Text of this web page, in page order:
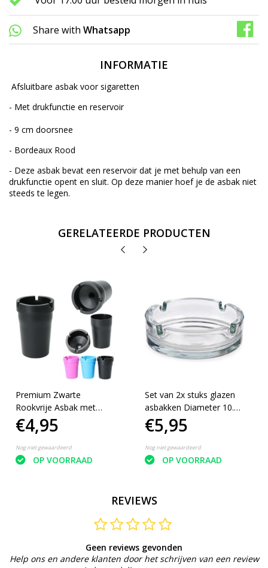
Share with Whatsapp
INFORMATIE
Afsluitbare asbak voor sigaretten
- Met drukfunctie en reservoir
- 9 cm doorsnee
- Bordeaux Rood
- Deze asbak bevat een reservoir dat je met behulp van een
drukfunctie opent en sluit. Op deze manier hoef je de asbak niet
steeds te legen.
GERELATEERDE PRODUCTEN
Premium Zwarte
Rookvrije Asbak met
Deksel
€4,95
Nog niet gewaardeerd
OP VOORRAAD
Set van 2x stuks glazen
asbakken Diameter 10.5
x 3.5 cm
€5,95
Nog niet gewaardeerd
OP VOORRAAD
REVIEWS
Geen reviews gevonden
Help ons en andere klanten door het schrijven van een review